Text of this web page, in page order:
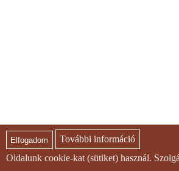
Elfogadom
További információ
Oldalunk cookie-kat (sütiket) használ.